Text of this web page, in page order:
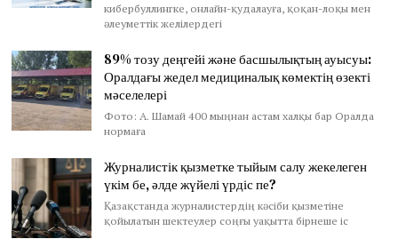
кибербуллингке, онлайн-қудалауға, қоқан-лоқы мен
әлеуметтік желілердегі
89% тозу деңгейі және басшылықтың ауысуы:
Оралдағы жедел медициналық көмектің өзекті
мәселелері
Фото: А. Шамай 400 мыңнан астам халқы бар Оралда
нормаға
Журналистік қызметке тыйым салу жекелеген
үкім бе, әлде жүйелі үрдіс пе?
Қазақстанда журналистердің кәсіби қызметіне
қойылатын шектеулер соңғы уақытта бірнеше іс